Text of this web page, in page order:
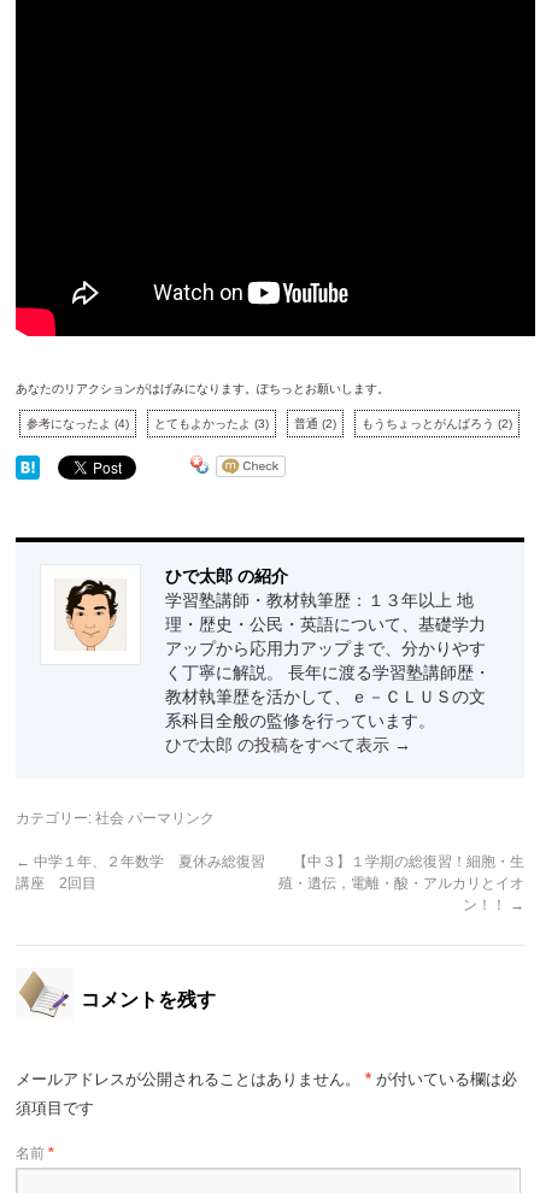
あなたのリアクションがはげみになります。ぽちっとお願いします。
参考になったよ(4) とてもよかったよ(3) 普通(2) もうちょっとがんばろう(2)
ひで太郎 の紹介
学習塾講師・教材執筆歴：１３年以上 地
理・歴史・公民・英語について、基礎学力
アップから応用力アップまで、分かりやす
く丁寧に解説。 長年に渡る学習塾講師歴・
教材執筆歴を活かして、ｅ－ＣＬＵＳの文
系科目全般の監修を行っています。
ひで太郎 の投稿をすべて表示 →
カテゴリー:社会 パーマリンク
← 中学１年、２年数学 夏休み総復習
講座 2回目
【中３】１学期の総復習！細胞・生
殖・遺伝，電離・酸・アルカリとイオ
ン！！
→
コメントを残す
メールアドレスが公開されることはありません。 * が付いている欄は必
須項目です
名前*